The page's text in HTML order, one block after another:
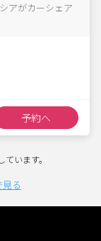
アがカーシェア
予約へ
います。
る